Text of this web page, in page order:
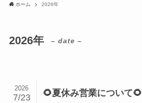
ホーム 2026年
2026年 – date –
🌻夏休み営業について🌻
2026
7/23